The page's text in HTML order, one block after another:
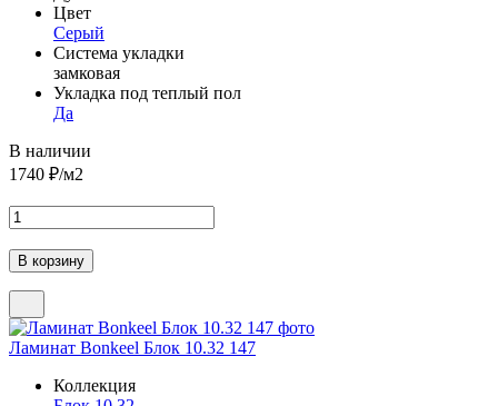
Цвет
Серый
Система укладки
замковая
Укладка под теплый пол
Да
В наличии
1740 ₽/м2
Ламинат Bonkeel Блок 10.32 147
Коллекция